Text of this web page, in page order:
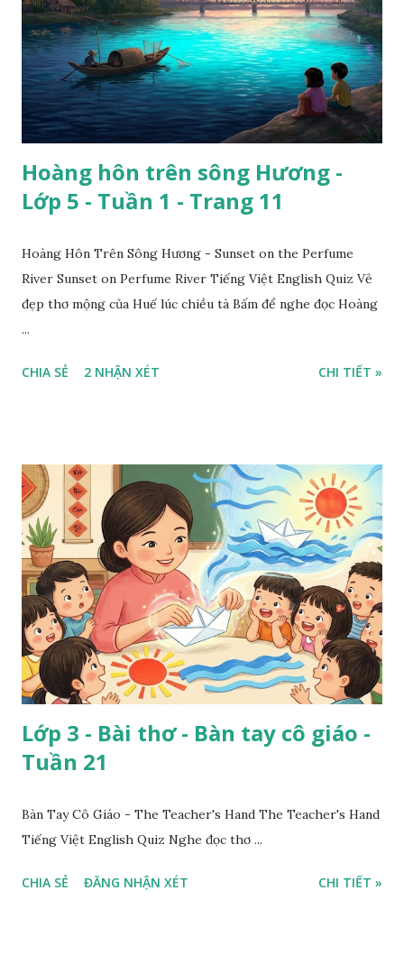
Hoàng hôn trên sông Hương -
Lớp 5 - Tuần 1 - Trang 11
Hoàng Hôn Trên Sông Hương - Sunset on the Perfume
River Sunset on Perfume River Tiếng Việt English Quiz Vẻ
đẹp thơ mộng của Huế lúc chiều tà Bấm để nghe đọc Hoàng
...
CHIA SẺ 2 NHẬN XÉT CHI TIẾT »
Lớp 3 - Bài thơ - Bàn tay cô giáo -
Tuần 21
Bàn Tay Cô Giáo - The Teacher's Hand The Teacher's Hand
Tiếng Việt English Quiz Nghe đọc thơ ...
CHIA SẺ ĐĂNG NHẬN XÉT CHI TIẾT »